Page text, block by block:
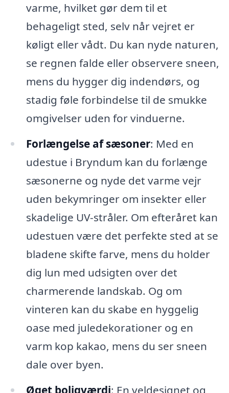
varme, hvilket gør dem til et
behageligt sted, selv når vejret er
køligt eller vådt. Du kan nyde naturen,
se regnen falde eller observere sneen,
mens du hygger dig indendørs, og
stadig føle forbindelse til de smukke
omgivelser uden for vinduerne.
Forlængelse af sæsoner: Med en
udestue i Bryndum kan du forlænge
sæsonerne og nyde det varme vejr
uden bekymringer om insekter eller
skadelige UV-stråler. Om efteråret kan
udestuen være det perfekte sted at se
bladene skifte farve, mens du holder
dig lun med udsigten over det
charmerende landskab. Og om
vinteren kan du skabe en hyggelig
oase med juledekorationer og en
varm kop kakao, mens du ser sneen
dale over byen.
Øget boligværdi: En veldesignet og